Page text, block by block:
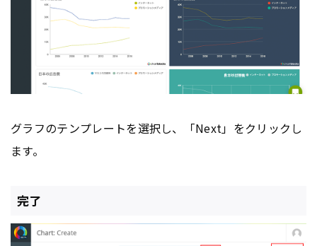
グラフのテンプレートを選択し、「Next」をクリックし
ます。
完了